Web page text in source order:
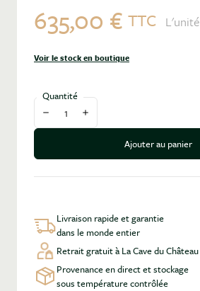
635,00 € TTC L'unité
Voir le stock en boutique
Quantité
Diminuer la quantité
Augmenter la quantité
Ajouter au panier
Livraison rapide et garantie
dans le monde entier
Retrait gratuit à La Cave du Château
Provenance en direct et stockage
sous température contrôlée